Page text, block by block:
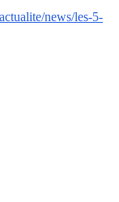
news/les-5-